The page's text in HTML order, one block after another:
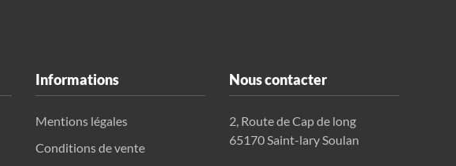
Informations
Mentions légales
Conditions de vente
Nous contacter
2, Route de Cap de long
65170 Saint-lary Soulan